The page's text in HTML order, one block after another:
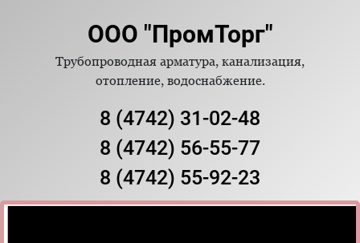
ООО "ПромТорг"
Трубопроводная арматура, канализация,
отопление, водоснабжение.
8 (4742) 31-02-48
8 (4742) 56-55-77
8 (4742) 55-92-23